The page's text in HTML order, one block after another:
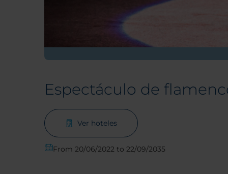
Espectáculo de
Ver hoteles
From 20/06/2022 to 22/09/2035